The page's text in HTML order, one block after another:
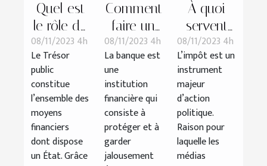
Quel est
le rôle du
Trésor
public ?
08/11/2023 4h
Le Trésor
public
constitue
l’ensemble des
moyens
financiers
dont dispose
un État. Grâce
Comment
faire un
prêt à la
banque ?
08/11/2023 4h
La banque est
une
institution
financière qui
consiste à
protéger et à
garder
jalousement
À quoi
servent
les
impôts ?
08/11/2023 4h
L’impôt est un
instrument
majeur
d’action
politique.
Raison pour
laquelle les
médias